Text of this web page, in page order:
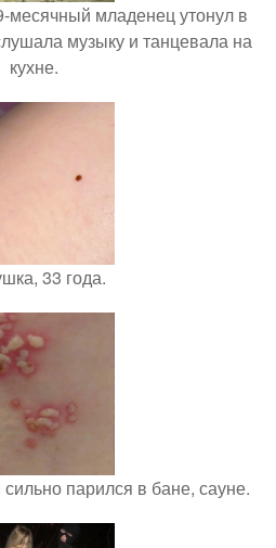
месячный младенец утонул в
музыку и танцевала на
кухне.
33 года.
парился в бане, сауне.